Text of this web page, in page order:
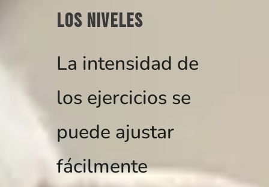
los niveles
La intensidad de
los ejercicios se
puede ajustar
fácilmente